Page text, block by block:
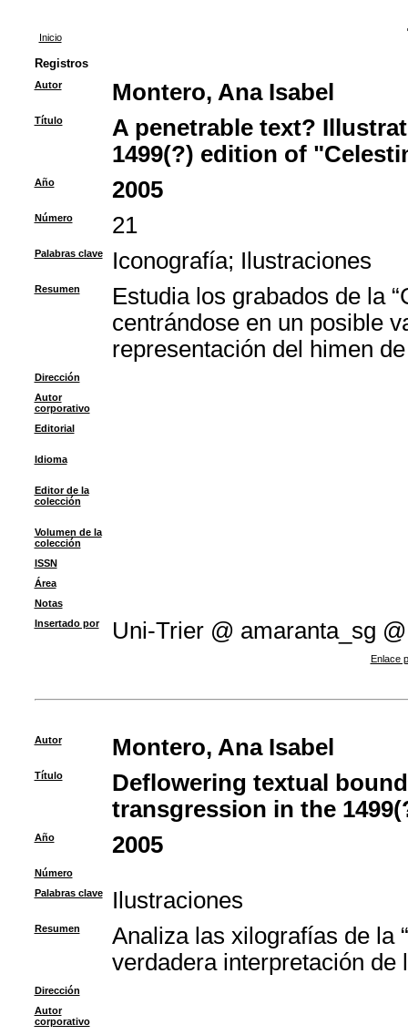
Inicio
Registros
Autor Montero, Ana Isabel
Título
A penetrable text?
1499(?) edition of
Año 2005
Número 21
Palabras clave Iconografía; Ilustraciones
Resumen
Estudia los grabados de la
centrándose en un posible
representación del himen
Dirección
Autor
corporativo
Editorial
Idioma
Editor de la
colección
Volumen de la
colección
ISSN
Área
Notas
Insertado por
Uni-Trier @ amaranta_sg @
Enlace
Autor Montero, Ana Isabel
Título
Deflowering textual
transgression in the
Año 2005
Número
Palabras clave
Ilustraciones
Resumen
Analiza las xilografías de la
verdadera interpretación de
Dirección
Autor
corporativo